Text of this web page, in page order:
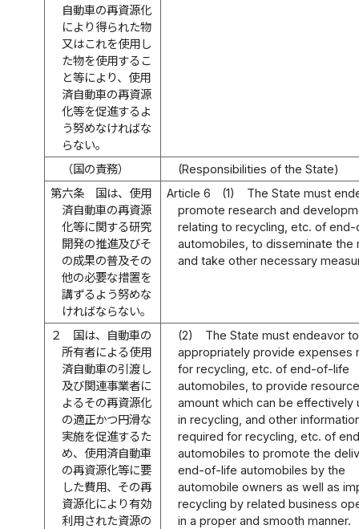
自動車の再資源化
により得られた物
又はこれを使用し
た物を使用するこ
と等により、使用
済自動車の再資源
化等を促進するよ
う努めなければな
らない。
（国の責務）
(Responsibilities of the State)
第六条
国は、使用
済自動車の再資源
化等に関する研究
開発の推進及びそ
の成果の普及その
他の必要な措置を
講ずるよう努めな
ければならない。
Article 6 (1)
The State must
promote research and
relating to recycling, etc. of
automobiles, to disseminate the
and take other necessary
２
国は、自動車の
所有者による使用
済自動車の引渡し
及び関連事業者に
よるその再資源化
の適正かつ円滑な
実施を促進するた
め、使用済自動車
の再資源化等に要
した費用、その再
資源化により有効
利用された資源の
(2)
The State must endeavor to
appropriately provide expenses
for recycling, etc. of end-of-life
automobiles, to provide
amount which can be effectively
in recycling, and other
required for recycling, etc. of
automobiles to promote the
end-of-life automobiles by the
automobile owners as well as
recycling by related business
in a proper and smooth manner.